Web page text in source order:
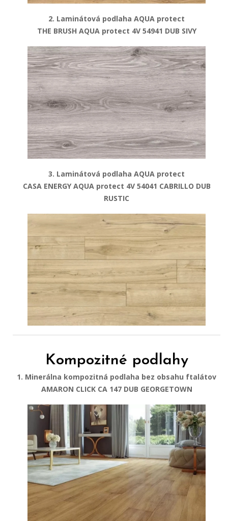
2. Laminátová podlaha AQUA protect
THE BRUSH AQUA protect 4V 54941 DUB SIVY
3. Laminátová podlaha AQUA protect
CASA ENERGY AQUA protect 4V 54041 CABRILLO DUB
RUSTIC
Kompozitné podlahy
1. Minerálna kompozitná podlaha bez obsahu ftalátov
AMARON CLICK CA 147 DUB GEORGETOWN